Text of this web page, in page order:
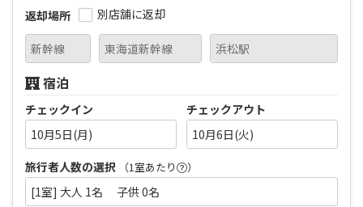
返却場所
別店舗に返却
宿泊
チェックイン
10月5日(月)
チェックアウト
10月6日(火)
旅行者人数の選択
（1室あたり ）
[1室] 大人 1名 子供 0名